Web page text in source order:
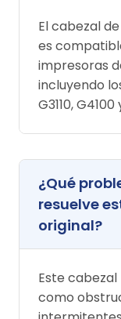
El cabezal
es
impresoras
incluyendo
G3110, G4100
¿Qué
resuelve
original?
Este
como